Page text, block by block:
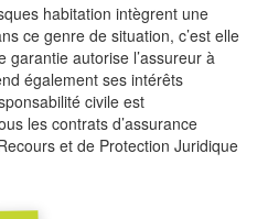
habitation intègrent une
ce genre de situation, c’est elle
autorise l’assureur à
également ses intérêts
civile est
les contrats d’assurance
et de Protection Juridique